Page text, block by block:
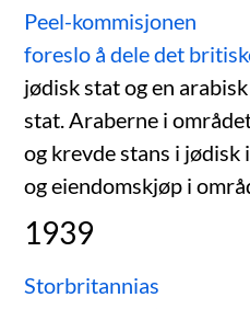
Peel-kommisjonen
foreslo å dele det
jødisk stat og en arabisk
stat. Araberne i
og krevde stans i jødisk
og eiendomskjøp i
1939
Storbritannias